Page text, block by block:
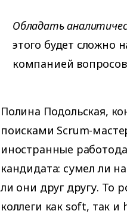
Обладать
этого будет сложно
компанией
Полина Подольская,
поисками Scrum-
иностранные
кандидата: сумел ли
ли они друг другу. То
коллеги как soft, так